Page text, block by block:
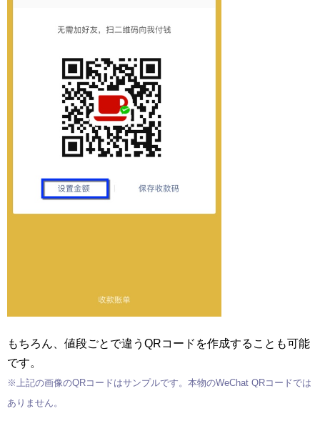
もちろん、値段ごとで違うQRコードを作成することも可能
です。
※上記の画像のQRコードはサンプルです。本物のWeChat QRコードでは
ありません。